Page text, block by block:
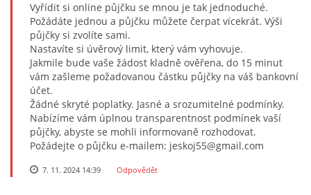
Vyřídit si online půjčku se mnou je tak jednoduché.
Požádáte jednou a půjčku můžete čerpat vícekrát. Výši
půjčky si zvolíte sami.
Nastavíte si úvěrový limit, který vám vyhovuje.
Jakmile bude vaše žádost kladně ověřena, do 15 minut
vám zašleme požadovanou částku půjčky na váš bankovní
účet.
Žádné skryté poplatky. Jasné a srozumitelné podmínky.
Nabízíme vám úplnou transparentnost podmínek vaší
půjčky, abyste se mohli informovaně rozhodovat.
Požádejte o půjčku e-mailem: jeskoj55@gmail.com
7. 11. 2024 14:39 Odpovědět